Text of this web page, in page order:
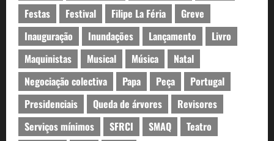
Festas
Festival Filipe La Féria
Greve
Inauguração
Inundações Lançamento
Livro
Maquinistas
Musical Música
Natal
Negociação colectiva
Papa Peça
Portugal
Presidenciais
Queda de árvores
Revisores
Serviços mínimos
SFRCI SMAQ
Teatro